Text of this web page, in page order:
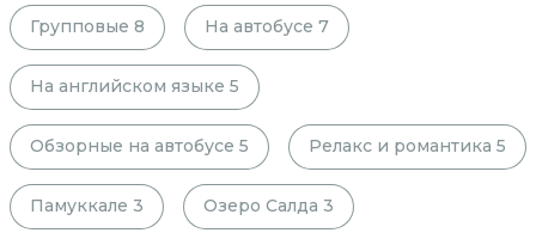
Групповые 8 На автобусе 7
На английском языке 5
Обзорные на автобусе 5 Релакс и романтика 5
Памуккале 3 Озеро Салда 3